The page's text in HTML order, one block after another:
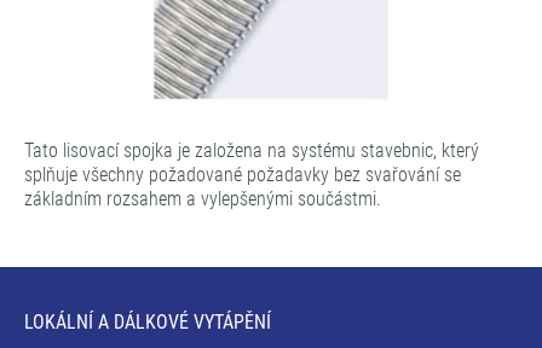
Tato lisovací spojka je založena na systému stavebnic, který
splňuje všechny požadované požadavky bez svařování se
základním rozsahem a vylepšenými součástmi.
LOKÁLNÍ A DÁLKOVÉ VYTÁPĚNÍ